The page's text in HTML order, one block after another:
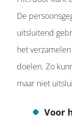
De
uitsluitend
het
doelen. Zo
maar niet
Voor